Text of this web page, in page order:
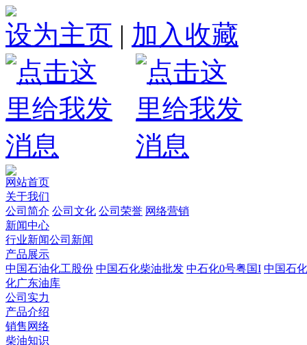
设为主页 | 加入收藏
网站首页
关于我们
公司简介 公司文化 公司荣誉 网络营销
新闻中心
行业新闻公司新闻
产品展示
中国石油化工股份 中国石化柴油批发 中石化0号粤国I 中国石
化广东油库
公司实力
产品介绍
销售网络
柴油知识